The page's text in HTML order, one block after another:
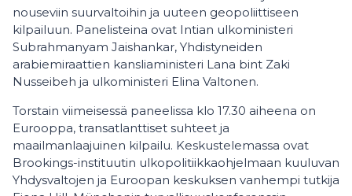
nouseviin suurvaltoihin ja uuteen geopoliittiseen
kilpailuun. Panelisteina ovat Intian ulkoministeri
Subrahmanyam Jaishankar, Yhdistyneiden
arabiemiraattien kansliaministeri Lana bint Zaki
Nusseibeh ja ulkoministeri Elina Valtonen.
Torstain viimeisessä paneelissa klo 17.30 aiheena on
Eurooppa, transatlanttiset suhteet ja
maailmanlaajuinen kilpailu. Keskustelemassa ovat
Brookings-instituutin ulkopolitiikkaohjelmaan kuuluvan
Yhdysvaltojen ja Euroopan keskuksen vanhempi tutkija